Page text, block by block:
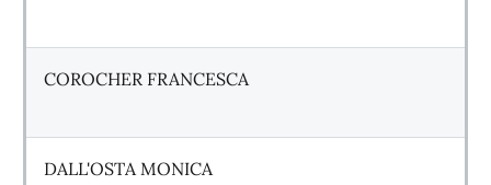
COROCHER FRANCESCA
DALL'OSTA MONICA